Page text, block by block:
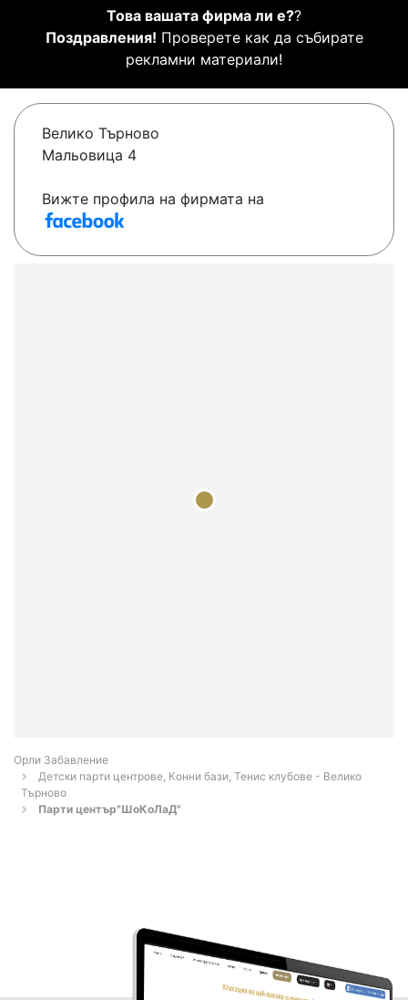
Това вашата фирма ли е??
Поздравления! Проверете как да събирате
рекламни материали!
Велико Търново
Мальовица 4
Вижте профила на фирмата на
Орли Забавление
Детски парти центрове, Конни бази, Тенис клубове - Велико
Търново
Парти център"ШоКоЛаД"